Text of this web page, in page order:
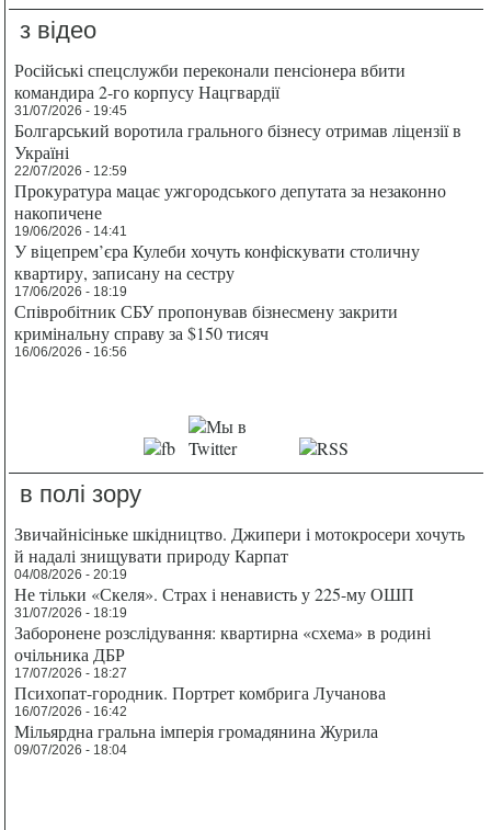
з відео
Російські спецслужби переконали пенсіонера вбити
командира 2-го корпусу Нацгвардії
31/07/2026 - 19:45
Болгарський воротила грального бізнесу отримав ліцензії в
Україні
22/07/2026 - 12:59
Прокуратура мацає ужгородського депутата за незаконно
накопичене
19/06/2026 - 14:41
У віцепрем’єра Кулеби хочуть конфіскувати столичну
квартиру, записану на сестру
17/06/2026 - 18:19
Співробітник СБУ пропонував бізнесмену закрити
кримінальну справу за $150 тисяч
16/06/2026 - 16:56
в полі зору
Звичайнісіньке шкідництво. Джипери і мотокросери хочуть
й надалі знищувати природу Карпат
04/08/2026 - 20:19
Не тільки «Скеля». Страх і ненависть у 225-му ОШП
31/07/2026 - 18:19
Заборонене розслідування: квартирна «схема» в родині
очільника ДБР
17/07/2026 - 18:27
Психопат-городник. Портрет комбрига Лучанова
16/07/2026 - 16:42
Мільярдна гральна імперія громадянина Журила
09/07/2026 - 18:04